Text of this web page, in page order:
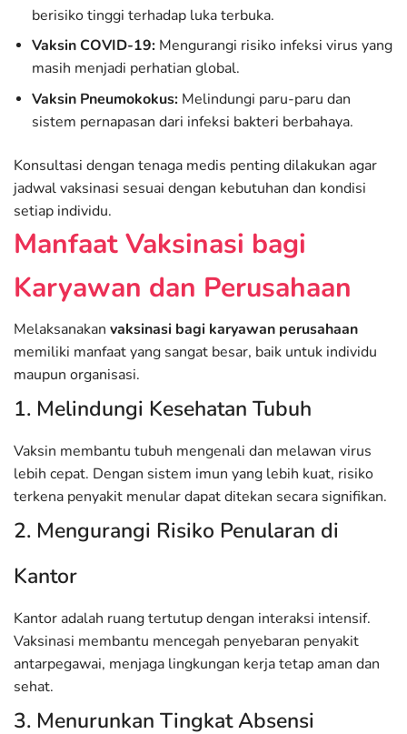
berisiko tinggi terhadap luka terbuka.
Vaksin COVID-19: Mengurangi risiko infeksi virus yang
masih menjadi perhatian global.
Vaksin Pneumokokus: Melindungi paru-paru dan
sistem pernapasan dari infeksi bakteri berbahaya.
Konsultasi dengan tenaga medis penting dilakukan agar
jadwal vaksinasi sesuai dengan kebutuhan dan kondisi
setiap individu.
Manfaat Vaksinasi bagi
Karyawan dan Perusahaan
Melaksanakan vaksinasi bagi karyawan perusahaan
memiliki manfaat yang sangat besar, baik untuk individu
maupun organisasi.
1. Melindungi Kesehatan Tubuh
Vaksin membantu tubuh mengenali dan melawan virus
lebih cepat. Dengan sistem imun yang lebih kuat, risiko
terkena penyakit menular dapat ditekan secara signifikan.
2. Mengurangi Risiko Penularan di
Kantor
Kantor adalah ruang tertutup dengan interaksi intensif.
Vaksinasi membantu mencegah penyebaran penyakit
antarpegawai, menjaga lingkungan kerja tetap aman dan
sehat.
3. Menurunkan Tingkat Absensi